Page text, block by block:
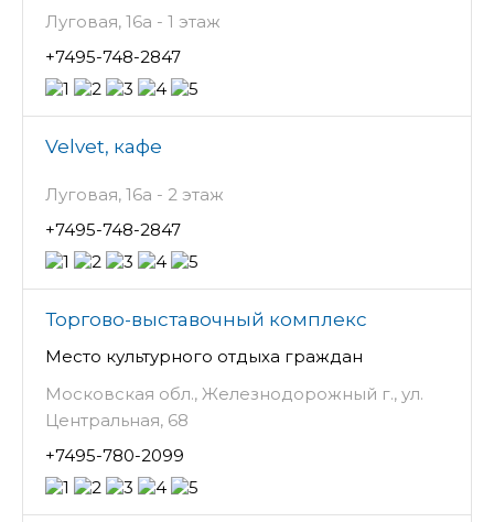
Луговая, 16а - 1 этаж
+7495-748-2847
Velvet, кафе
Луговая, 16а - 2 этаж
+7495-748-2847
Торгово-выставочный комплекс
Место культурного отдыха граждан
Московская обл., Железнодорожный г., ул.
Центральная, 68
+7495-780-2099